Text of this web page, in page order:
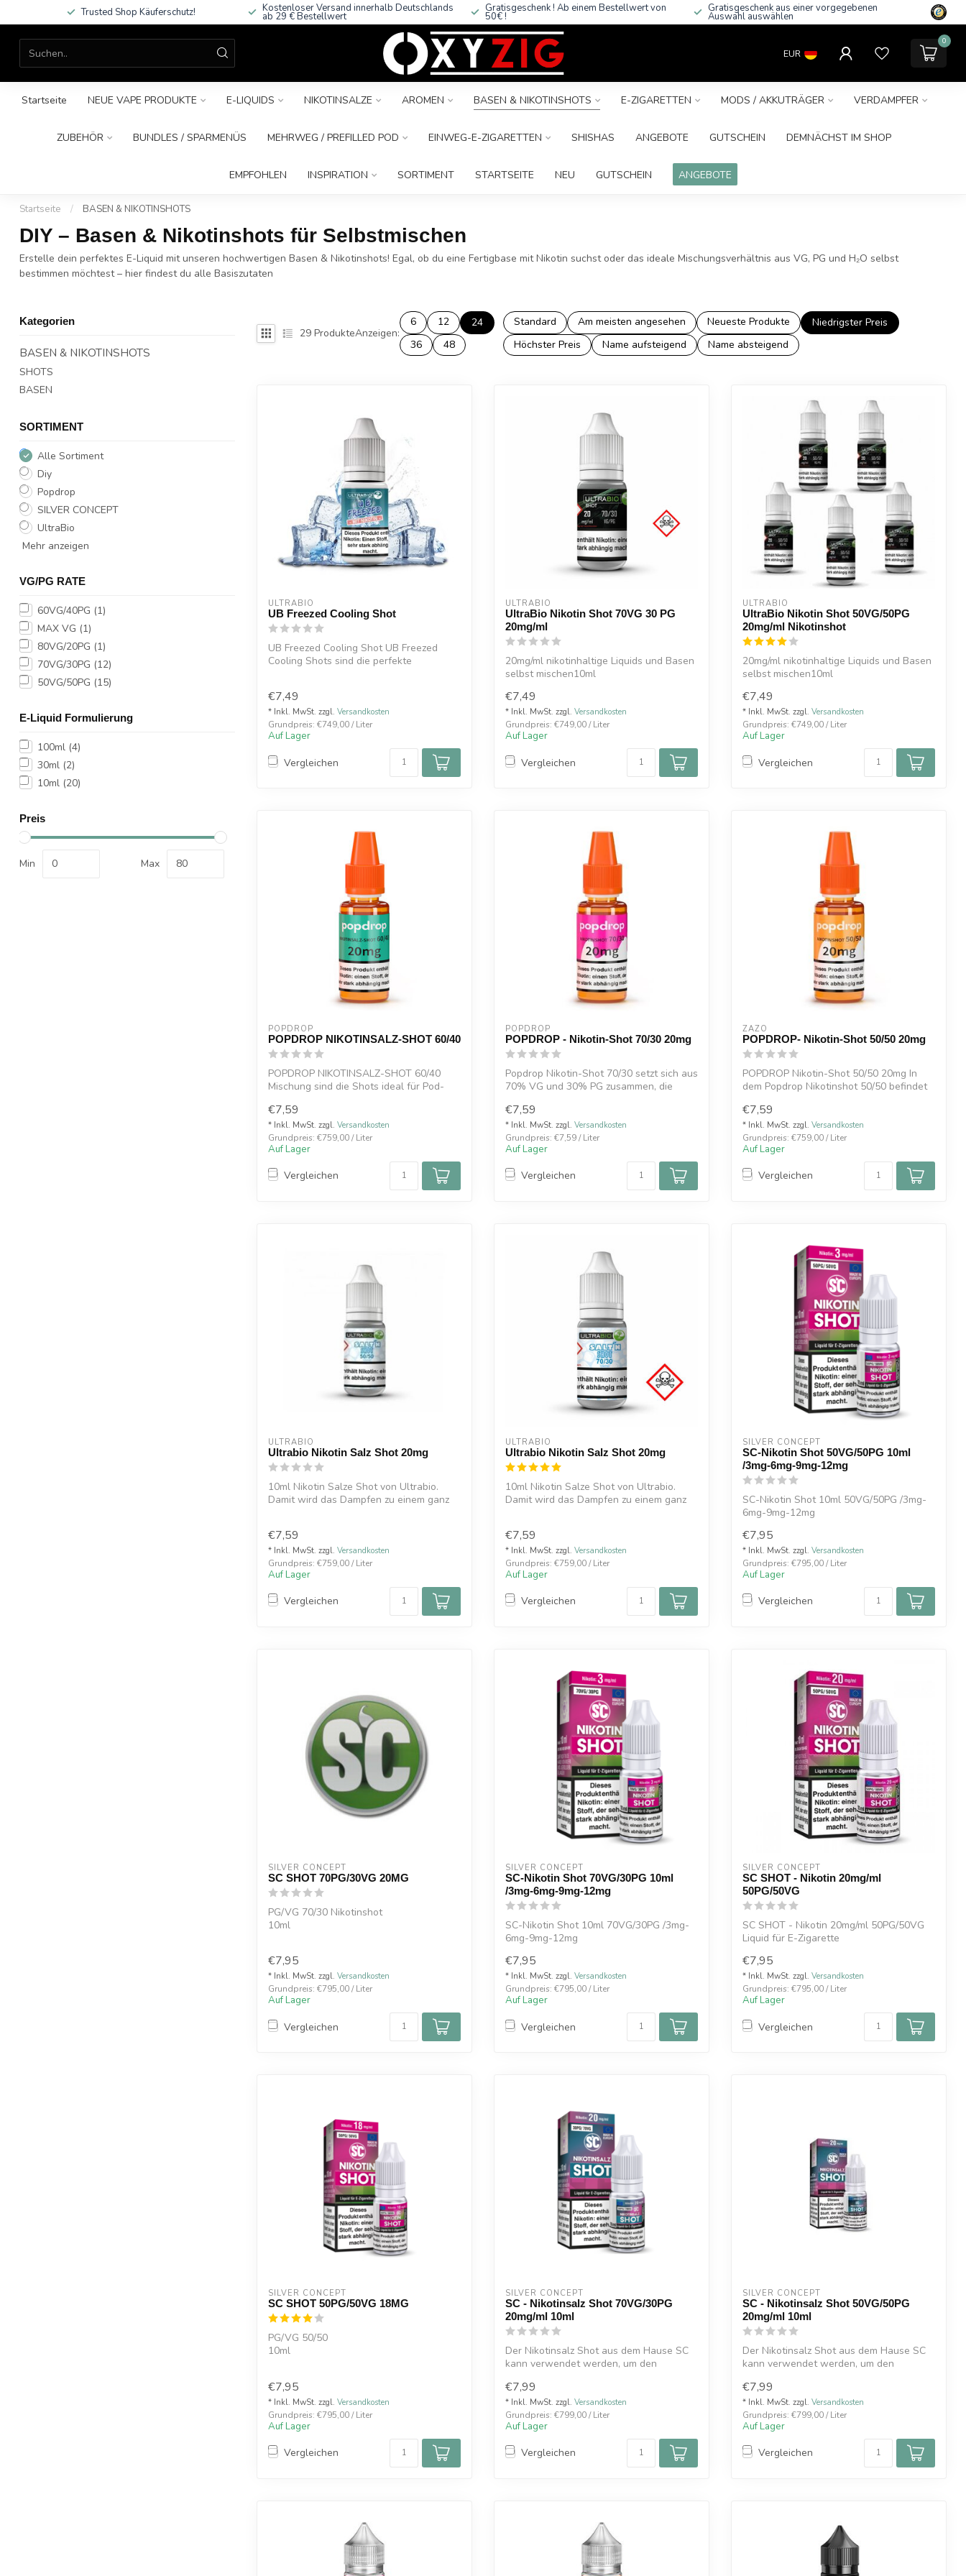
Trusted Shop Käuferschutz! Kostenloser Versand innerhalb Deutschlands
ab 29 € Bestellwert
Gratisgeschenk ! Ab einem Bestellwert von
50€ !
Gratisgeschenk aus einer vorgegebenen
Auswahl auswählen
EUR
0
Startseite NEUE VAPE PRODUKTE E-LIQUIDS NIKOTINSALZE AROMEN BASEN & NIKOTINSHOTS E-ZIGARETTEN MODS / AKKUTRÄGER VERDAMPFER
ZUBEHÖR BUNDLES / SPARMENÜS MEHRWEG / PREFILLED POD EINWEG-E-ZIGARETTEN SHISHAS ANGEBOTE GUTSCHEIN DEMNÄCHST IM SHOP
EMPFOHLEN INSPIRATION SORTIMENT STARTSEITE NEU GUTSCHEIN ANGEBOTE
Startseite / BASEN & NIKOTINSHOTS
DIY – Basen & Nikotinshots für Selbstmischen
Erstelle dein perfektes E-Liquid mit unseren hochwertigen Basen & Nikotinshots! Egal, ob du eine Fertigbase mit Nikotin suchst oder das ideale Mischungsverhältnis aus VG, PG und H₂O selbst
bestimmen möchtest – hier findest du alle Basiszutaten
Kategorien
BASEN & NIKOTINSHOTS
SHOTS
BASEN
SORTIMENT
Alle Sortiment
Diy
Popdrop
SILVER CONCEPT
UltraBio
Mehr anzeigen
VG/PG RATE
60VG/40PG (1)
MAX VG (1)
80VG/20PG (1)
70VG/30PG (12)
50VG/50PG (15)
E-Liquid Formulierung
100ml (4)
30ml (2)
10ml (20)
Preis
Min Max
29 ProdukteAnzeigen:
6 12
24
36
48
Standard Am meisten angesehen Neueste Produkte
Niedrigster Preis
Höchster Preis
Name aufsteigend Name absteigend
ULTRABIO
UB Freezed Cooling Shot
UB Freezed Cooling Shot UB Freezed
Cooling Shots sind die perfekte
€7,49
* Inkl. MwSt. zzgl. Versandkosten
Grundpreis: €749,00 / Liter
Auf Lager
Vergleichen
ULTRABIO
UltraBio Nikotin Shot 70VG 30 PG
20mg/ml
20mg/ml nikotinhaltige Liquids und Basen
selbst mischen10ml
70...
€7,49
* Inkl. MwSt. zzgl. Versandkosten
Grundpreis: €749,00 / Liter
Auf Lager
Vergleichen
ULTRABIO
UltraBio Nikotin Shot 50VG/50PG
20mg/ml Nikotinshot
20mg/ml nikotinhaltige Liquids und Basen
selbst mischen10ml
50...
€7,49
* Inkl. MwSt. zzgl. Versandkosten
Grundpreis: €749,00 / Liter
Auf Lager
Vergleichen
POPDROP
POPDROP NIKOTINSALZ-SHOT 60/40
POPDROP NIKOTINSALZ-SHOT 60/40
Mischung sind die Shots ideal für Pod-
€7,59
* Inkl. MwSt. zzgl. Versandkosten
Grundpreis: €759,00 / Liter
Auf Lager
Vergleichen
POPDROP
POPDROP - Nikotin-Shot 70/30 20mg
Popdrop Nikotin-Shot 70/30 setzt sich aus
70% VG und 30% PG zusammen, die
€7,59
* Inkl. MwSt. zzgl. Versandkosten
Grundpreis: €7,59 / Liter
Auf Lager
Vergleichen
ZAZO
POPDROP- Nikotin-Shot 50/50 20mg
POPDROP Nikotin-Shot 50/50 20mg In
dem Popdrop Nikotinshot 50/50 befindet
€7,59
* Inkl. MwSt. zzgl. Versandkosten
Grundpreis: €759,00 / Liter
Auf Lager
Vergleichen
ULTRABIO
Ultrabio Nikotin Salz Shot 20mg
10ml Nikotin Salze Shot von Ultrabio.
Damit wird das Dampfen zu einem ganz
€7,59
* Inkl. MwSt. zzgl. Versandkosten
Grundpreis: €759,00 / Liter
Auf Lager
Vergleichen
ULTRABIO
Ultrabio Nikotin Salz Shot 20mg
10ml Nikotin Salze Shot von Ultrabio.
Damit wird das Dampfen zu einem ganz
€7,59
* Inkl. MwSt. zzgl. Versandkosten
Grundpreis: €759,00 / Liter
Auf Lager
Vergleichen
SILVER CONCEPT
SC-Nikotin Shot 50VG/50PG 10ml
/3mg-6mg-9mg-12mg
SC-Nikotin Shot 10ml 50VG/50PG /3mg-
6mg-9mg-12mg
€7,95
* Inkl. MwSt. zzgl. Versandkosten
Grundpreis: €795,00 / Liter
Auf Lager
Vergleichen
SILVER CONCEPT
SC SHOT 70PG/30VG 20MG
PG/VG 70/30 Nikotinshot
10ml
€7,95
* Inkl. MwSt. zzgl. Versandkosten
Grundpreis: €795,00 / Liter
Auf Lager
Vergleichen
SILVER CONCEPT
SC-Nikotin Shot 70VG/30PG 10ml
/3mg-6mg-9mg-12mg
SC-Nikotin Shot 10ml 70VG/30PG /3mg-
6mg-9mg-12mg
€7,95
* Inkl. MwSt. zzgl. Versandkosten
Grundpreis: €795,00 / Liter
Auf Lager
Vergleichen
SILVER CONCEPT
SC SHOT - Nikotin 20mg/ml
50PG/50VG
SC SHOT - Nikotin 20mg/ml 50PG/50VG
Liquid für E-Zigarette
€7,95
* Inkl. MwSt. zzgl. Versandkosten
Grundpreis: €795,00 / Liter
Auf Lager
Vergleichen
SILVER CONCEPT
SC SHOT 50PG/50VG 18MG
PG/VG 50/50
10ml
€7,95
* Inkl. MwSt. zzgl. Versandkosten
Grundpreis: €795,00 / Liter
Auf Lager
Vergleichen
SILVER CONCEPT
SC - Nikotinsalz Shot 70VG/30PG
20mg/ml 10ml
Der Nikotinsalz Shot aus dem Hause SC
kann verwendet werden, um den
€7,99
* Inkl. MwSt. zzgl. Versandkosten
Grundpreis: €799,00 / Liter
Auf Lager
Vergleichen
SILVER CONCEPT
SC - Nikotinsalz Shot 50VG/50PG
20mg/ml 10ml
Der Nikotinsalz Shot aus dem Hause SC
kann verwendet werden, um den
€7,99
* Inkl. MwSt. zzgl. Versandkosten
Grundpreis: €799,00 / Liter
Auf Lager
Vergleichen